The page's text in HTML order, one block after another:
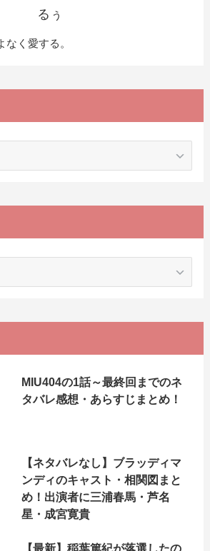
るぅ
く愛する。
MIU404の1話～最終回までのネ
タバレ感想・あらすじまとめ！
【ネタバレなし】ブラッディマ
ンディのキャスト・相関図まと
め！出演者に三浦春馬・芦名
星・成宮寛貴
【最新】稲葉篤紀が落選したの